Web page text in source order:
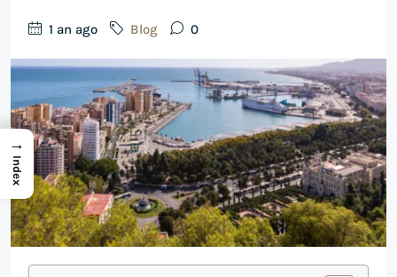
1 an ago Blog 0
→
Index